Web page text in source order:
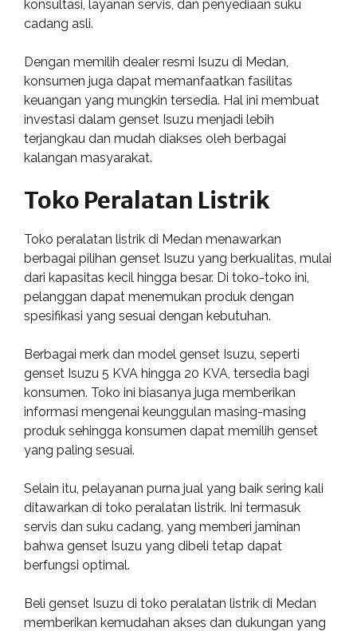
konsultasi, layanan servis, dan penyediaan suku
cadang asli.
Dengan memilih dealer resmi Isuzu di Medan,
konsumen juga dapat memanfaatkan fasilitas
keuangan yang mungkin tersedia. Hal ini membuat
investasi dalam genset Isuzu menjadi lebih
terjangkau dan mudah diakses oleh berbagai
kalangan masyarakat.
Toko Peralatan Listrik
Toko peralatan listrik di Medan menawarkan
berbagai pilihan genset Isuzu yang berkualitas, mulai
dari kapasitas kecil hingga besar. Di toko-toko ini,
pelanggan dapat menemukan produk dengan
spesifikasi yang sesuai dengan kebutuhan.
Berbagai merk dan model genset Isuzu, seperti
genset Isuzu 5 KVA hingga 20 KVA, tersedia bagi
konsumen. Toko ini biasanya juga memberikan
informasi mengenai keunggulan masing-masing
produk sehingga konsumen dapat memilih genset
yang paling sesuai.
Selain itu, pelayanan purna jual yang baik sering kali
ditawarkan di toko peralatan listrik. Ini termasuk
servis dan suku cadang, yang memberi jaminan
bahwa genset Isuzu yang dibeli tetap dapat
berfungsi optimal.
Beli genset Isuzu di toko peralatan listrik di Medan
memberikan kemudahan akses dan dukungan yang